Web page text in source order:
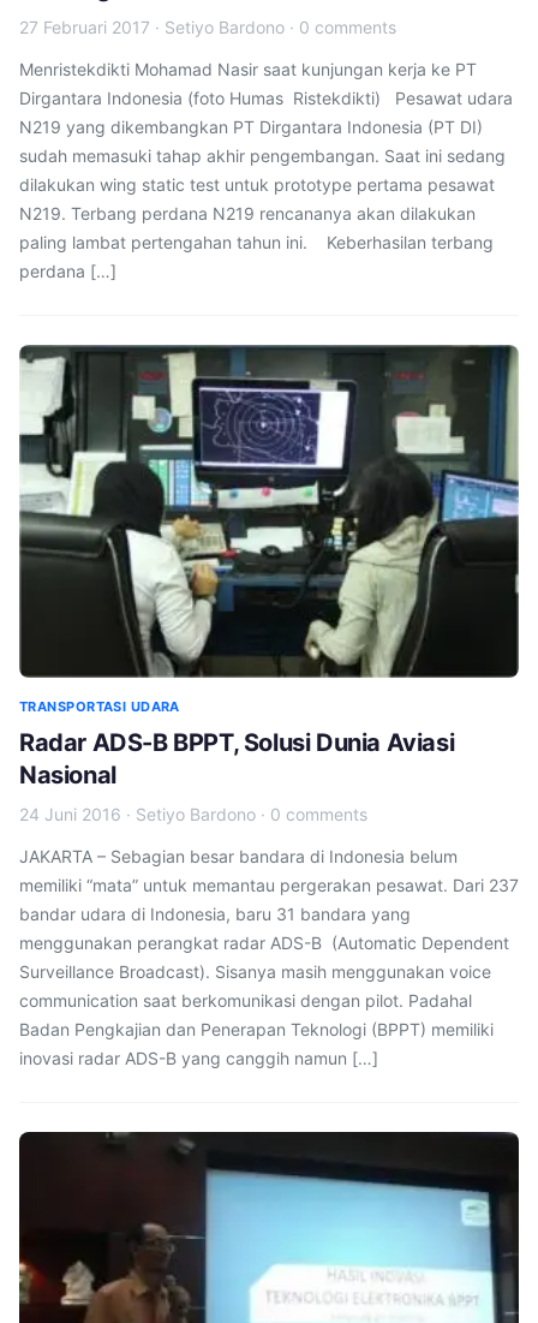
27 Februari 2017 · Setiyo Bardono · 0 comments
Menristekdikti Mohamad Nasir saat kunjungan kerja ke PT
Dirgantara Indonesia (foto Humas Ristekdikti) Pesawat udara
N219 yang dikembangkan PT Dirgantara Indonesia (PT DI)
sudah memasuki tahap akhir pengembangan. Saat ini sedang
dilakukan wing static test untuk prototype pertama pesawat
N219. Terbang perdana N219 rencananya akan dilakukan
paling lambat pertengahan tahun ini. Keberhasilan terbang
perdana […]
TRANSPORTASI UDARA
Radar ADS-B BPPT, Solusi Dunia Aviasi
Nasional
24 Juni 2016 · Setiyo Bardono · 0 comments
JAKARTA – Sebagian besar bandara di Indonesia belum
memiliki “mata” untuk memantau pergerakan pesawat. Dari 237
bandar udara di Indonesia, baru 31 bandara yang
menggunakan perangkat radar ADS-B (Automatic Dependent
Surveillance Broadcast). Sisanya masih menggunakan voice
communication saat berkomunikasi dengan pilot. Padahal
Badan Pengkajian dan Penerapan Teknologi (BPPT) memiliki
inovasi radar ADS-B yang canggih namun […]